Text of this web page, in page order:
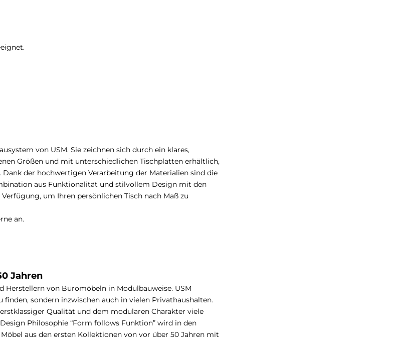
von USM. Sie zeichnen sich durch ein klares,
Größen und mit unterschiedlichen Tischplatten erhältlich,
der hochwertigen Verarbeitung der Materialien sind die
aus Funktionalität und stilvollem Design mit den
um Ihren persönlichen Tisch nach Maß zu
an.
Jahren
von Büromöbeln in Modulbauweise. USM
sondern inzwischen auch in vielen Privathaushalten.
Qualität und dem modularen Charakter viele
Philosophie “Form follows Funktion” wird in den
aus den ersten Kollektionen von vor über 50 Jahren mit